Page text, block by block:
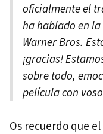
oficialmente el
ha hablado en
Warner Bros.
¡gracias!
sobre todo,
película con
Os recuerdo que